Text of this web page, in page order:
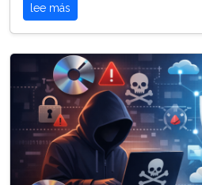
lee más